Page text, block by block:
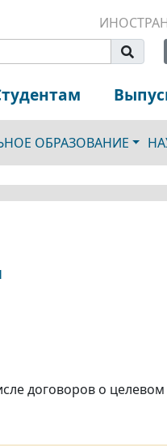
ОБРАЗОВАНИЕ
договоров о